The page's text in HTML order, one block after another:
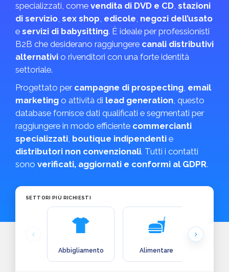
specializzati, come vendita di DVD e CD, stazioni
di servizio, sex shop, edicole, negozi dell’usato
e servizi di babysitting. È ideale per professionisti
B2B che desiderano raggiungere canali distributivi
alternativi o rivenditori con una forte identità
settoriale.
Progettato per campagne di prospecting, email
marketing o attività di lead generation, questo
database fornisce dati qualificati e segmentati per
raggiungere in modo efficiente commercianti
specializzati, boutique indipendenti e
distributori non convenzionali. Tutti i contatti
sono verificati, aggiornati e conformi al GDPR.
SETTORI PIÙ RICHIESTI
Abbigliamento Alimentare